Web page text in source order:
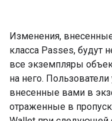
Изменения,
класса Passes, будут
все экземпляры
на него.
внесенные вами в
отраженные в